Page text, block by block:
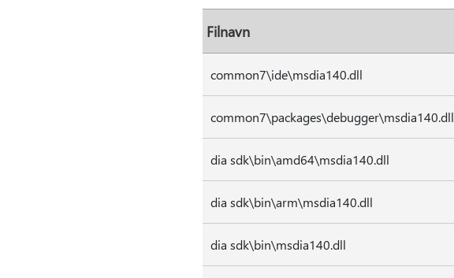
Filnavn
common7\ide\msdia140.dll
common7\packages\debugger\msdia140.dll
dia sdk\bin\amd64\msdia140.dll
dia sdk\bin\arm\msdia140.dll
dia sdk\bin\msdia140.dll